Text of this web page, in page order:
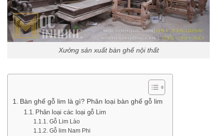
Xưởng sản xuất bàn ghế nội thất
Bàn ghế gỗ lim là gì? Phân loại bàn ghế gỗ lim
Phân loại các loại gỗ Lim
Gỗ Lim Lào
Gỗ lim Nam Phi